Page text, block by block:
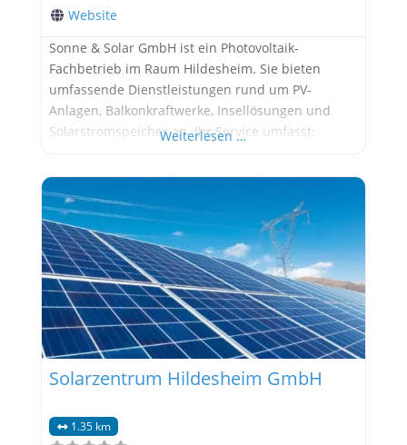
Website
Sonne & Solar GmbH ist ein Photovoltaik-
Fachbetrieb im Raum Hildesheim. Sie bieten
umfassende Dienstleistungen rund um PV-
Anlagen, Balkonkraftwerke, Insellösungen und
Solarstromspeicher an. Ihr Service umfasst:
Projektplanung. Montage und Inbetriebnahme:
Fachgerechte Installation und Abnahme durch
einen Elektromeister. Wartung: Regelmäßige
Wartung und Betreuung der PV-Anlagen. Die
Firma legt großen Wert auf die Zufriedenheit
Weiterlesen …
Solarzentrum Hildesheim GmbH
1.35 km